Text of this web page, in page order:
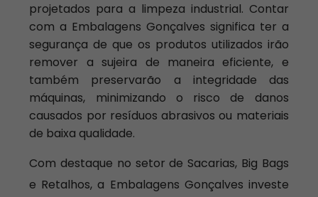
projetados para a limpeza industrial. Contar
com a Embalagens Gonçalves significa ter a
segurança de que os produtos utilizados irão
remover a sujeira de maneira eficiente, e
também preservarão a integridade das
máquinas, minimizando o risco de danos
causados por resíduos abrasivos ou materiais
de baixa qualidade.
Com destaque no setor de Sacarias, Big Bags
e Retalhos, a Embalagens Gonçalves investe